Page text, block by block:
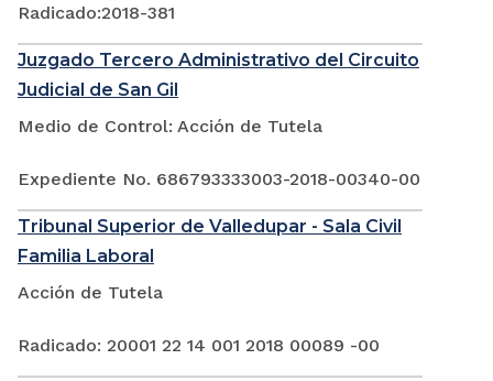
Radicado:2018-381
Juzgado Tercero Administrativo del Circuito
Judicial de San Gil
Medio de Control: Acción de Tutela
Expediente No. 686793333003-2018-00340-00
Tribunal Superior de Valledupar - Sala Civil
Familia Laboral
Acción de Tutela
Radicado: 20001 22 14 001 2018 00089 -00